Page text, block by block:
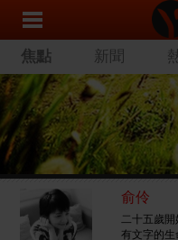
焦點 新聞
俞伶
二十五歲
有文字的生